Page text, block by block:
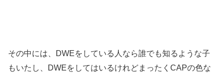
その中には、DWEをしている人なら誰でも知るような子
もいたし、DWEをしてはいるけれどまったくCAPの色な